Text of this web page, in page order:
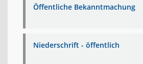
Öffentliche Bekanntmachung
Niederschrift - öffentlich